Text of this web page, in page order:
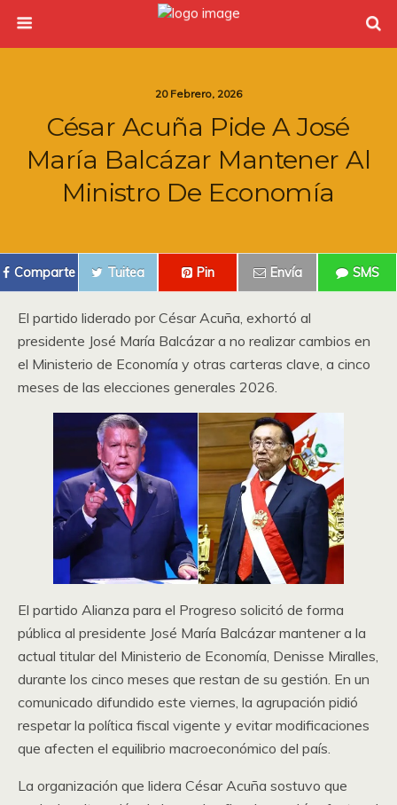
20 Febrero, 2026
César Acuña Pide A José
María Balcázar Mantener Al
Ministro De Economía
Comparte Tuitea Pin Envía SMS
El partido liderado por César Acuña, exhortó al
presidente José María Balcázar a no realizar cambios en
el Ministerio de Economía y otras carteras clave, a cinco
meses de las elecciones generales 2026.
El partido Alianza para el Progreso solicitó de forma
pública al presidente José María Balcázar mantener a la
actual titular del Ministerio de Economía, Denisse Miralles,
durante los cinco meses que restan de su gestión. En un
comunicado difundido este viernes, la agrupación pidió
respetar la política fiscal vigente y evitar modificaciones
que afecten el equilibrio macroeconómico del país.
La organización que lidera César Acuña sostuvo que